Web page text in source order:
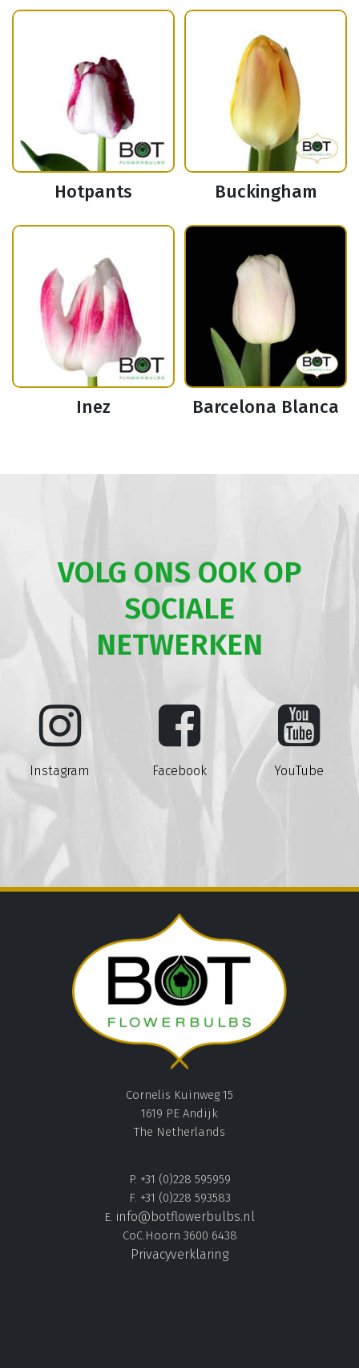
Hotpants Buckingham
Inez Barcelona Blanca
VOLG ONS OOK OP
SOCIALE
NETWERKEN
Instagram Facebook YouTube
Cornelis Kuinweg 15
1619 PE Andijk
The Netherlands
P. +31 (0)228 595959
F. +31 (0)228 593583
E. info@botflowerbulbs.nl
CoC.Hoorn 3600 6438
Privacyverklaring